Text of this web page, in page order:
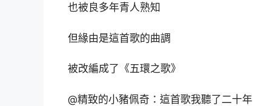
也被良多年青人熟知
但緣由是這首歌的曲調
被改編成了《五環之歌》
@精致的小豬佩奇：這首歌我聽了二十